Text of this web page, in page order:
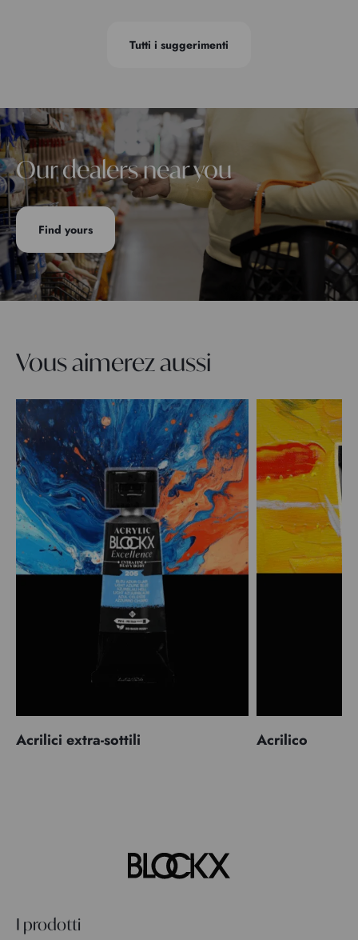
Tutti i suggerimenti
Our dealers near you
Find yours
Vous aimerez aussi
Acrilici extra-sottili Acrilico
I prodotti